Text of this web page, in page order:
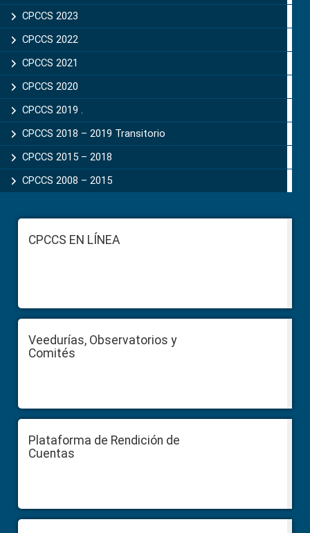
CPCCS 2023
CPCCS 2022
CPCCS 2021
CPCCS 2020
CPCCS 2019 .
CPCCS 2018 – 2019 Transitorio
CPCCS 2015 – 2018
CPCCS 2008 – 2015
FooterCPCCS EN LÍNEA
Veedurías, Observatorios y
Comités
Plataforma de Rendición de
Cuentas